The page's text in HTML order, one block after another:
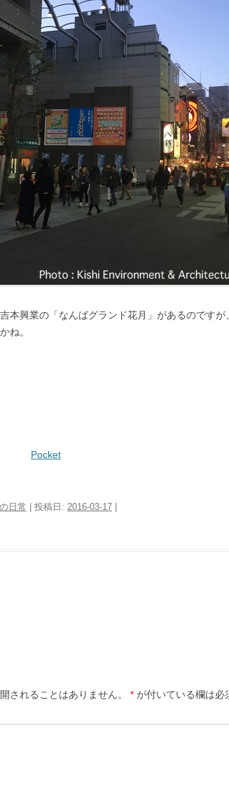
本興業の「なんばグランド花月」があるのですが
ね。
Pocket
日常 | 投稿日: 2016-03-17
されることはありません。 * が付いている欄は必